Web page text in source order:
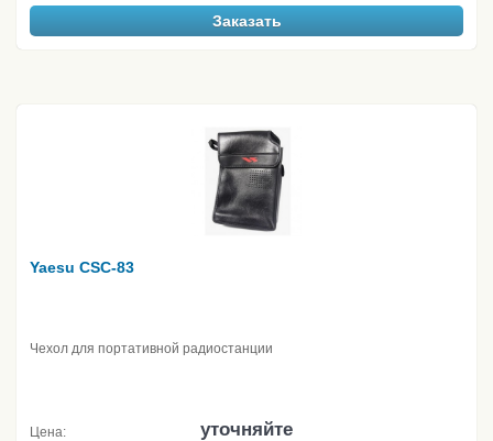
Заказать
Yaesu CSC-83
Чехол для портативной радиостанции
Цена: уточняйте